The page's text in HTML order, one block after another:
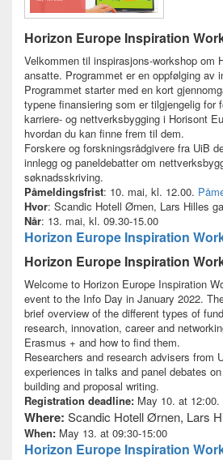
Horizon Europe Inspiration
Velkommen til inspirasjons-workshop om
ansatte. Programmet er en oppfølging av
Programmet starter med en kort
typene finansiering som er tilgjengelig for
karriere- og nettverksbygging i Horisont
hvordan du kan finne frem til dem.
Forskere og forskningsrådgivere fra UiB
innlegg og paneldebatter om
søknadsskriving.
Påmeldingsfrist: 10. mai, kl. 12.00.
Hvor: Scandic Hotell Ørnen, Lars Hilles
Når: 13. mai, kl. 09.30-15.00
Horizon Europe Inspiration
Horizon Europe Inspiration
Welcome to Horizon Europe Inspiration
event to the Info Day in January 2022.
brief overview of the different types of
research, innovation, career and
Erasmus + and how to find them.
Researchers and research advisers from
experiences in talks and panel debates
building and proposal writing.
Registration deadline: May 10. at 12:00.
Where: Scandic Hotell Ørnen, Lars
When: May 13. at 09:30-15:00
Horizon Europe Inspiration